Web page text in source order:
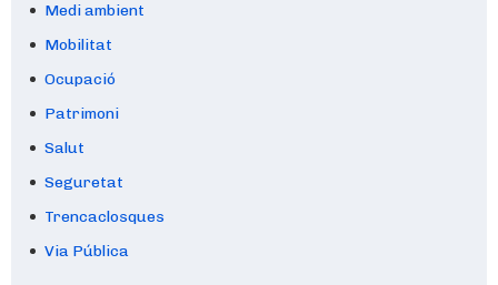
Medi ambient
Mobilitat
Ocupació
Patrimoni
Salut
Seguretat
Trencaclosques
Via Pública